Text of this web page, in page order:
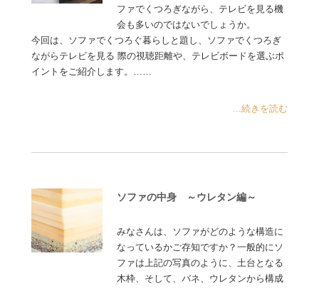
ファでくつろぎながら、テレビを見る機
会も多いのではないでしょうか。
今回は、ソファでくつろぐ暮らしと題し、ソファでくつろぎ
ながらテレビを見る 際の視聴距離や、テレビボードを選ぶポ
イントをご紹介します。……
...続きを読む
ソファの中身 ～ウレタン編～
みなさんは、ソファがどのような構造に
なっているかご存知ですか？一般的にソ
ファは上記の写真のように、土台となる
木枠、そして、バネ、ウレタンから構成